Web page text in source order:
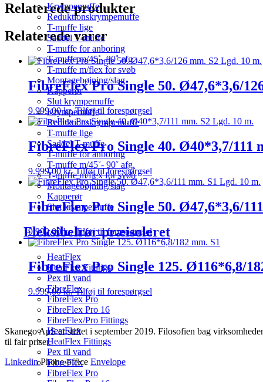
Krympemuffe
Reduktionskrympemuffe
T-muffe lige
Saddel T-muffe
T-muffe for anboring
T-muffe m/45˚- 90˚ afg.
T-muffe m/flex for svøb
Montagebøjning/slag
Kapperør
Slut krympemuffe
Krympemuffe
Reduktionskrympemuffe
T-muffe lige
Saddel T-muffe
T-muffe for anboring
T-muffe m/45˚- 90˚ afg.
T-muffe m/flex for svøb
Montagebøjning/slag
Kapperør
Slut krympemuffe
Fleksibelrør præisoleret
HeatFlex
HeatFlex Fittings
Pex til vand
FibreFlex
FibreFlex Pro
FibreFlex Pro 16
FibreFlex/Pro Fittings
HeatFlex
HeatFlex Fittings
Pex til vand
FibreFlex
FibreFlex Pro
Relaterede produkter
Relaterede varer
FibreFlex Pro Single 50. Ø47,6*3,6/
9.999,00kr. Tilføj til forespørgsel
FibreFlex Pro Single 40. Ø40*3,7/111
9.999,00kr. Tilføj til forespørgsel
FibreFlex Pro Single 50. Ø47,6*3,6/
9.999,00kr. Tilføj til forespørgsel
FibreFlex Pro Single 125. Ø116*6,8/
9.999,00kr. Tilføj til forespørgsel
Skanego ApS er stiftet i september 2019. Filosofien bag
til fair priser.
Linkedin Phone-office Envelope